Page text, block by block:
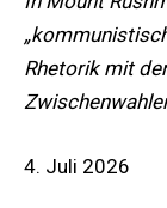
Rhetorik mit
4. Juli 2026